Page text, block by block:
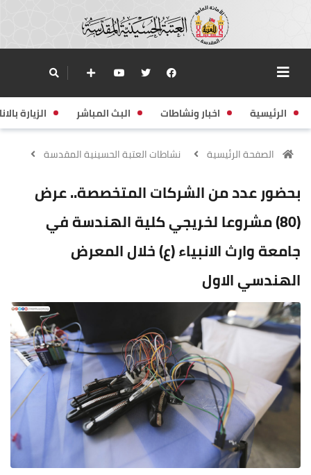
الرئيسية اخبار ونشاطات البث المباشر الزيارة
الصفحة الرئيسية نشاطات العتبة الحسينية المقدسة
بحضور عدد من الشركات المتخصصة.. عرض
(80) مشروعا لخريجي كلية الهندسة في
جامعة وارث الانبياء (ع) خلال المعرض
الهندسي الاول